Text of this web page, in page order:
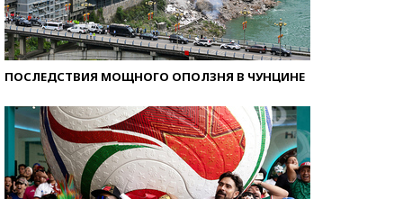
ПОСЛЕДСТВИЯ МОЩНОГО ОПОЛЗНЯ В ЧУНЦИНЕ